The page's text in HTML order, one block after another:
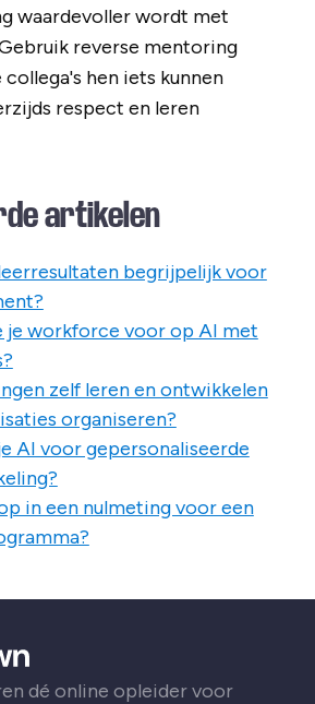
waardevoller wordt met
reverse mentoring
hen iets kunnen
respect en leren
artikelen
begrijpelijk voor
je workforce voor op AI met
zelf leren en ontwikkelen
organiseren?
AI voor gepersonaliseerde
in een nulmeting voor een
dé online opleider voor